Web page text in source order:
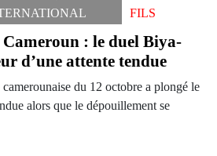
FILS
: le duel Biya-
d’une attente tendue
du 12 octobre a plongé le
alors que le dépouillement se